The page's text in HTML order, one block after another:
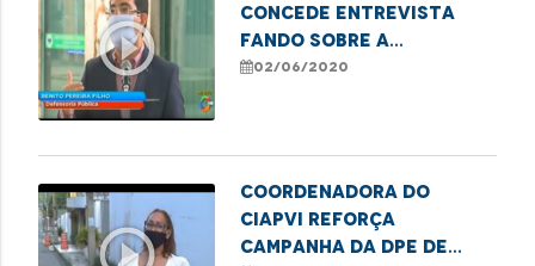
play_circle_outline
concede entrevista
fando sobre a
Campanha de Combate a
02/06/2020
Coordenadora do
Ciapvi reforça
campanha da DPE de